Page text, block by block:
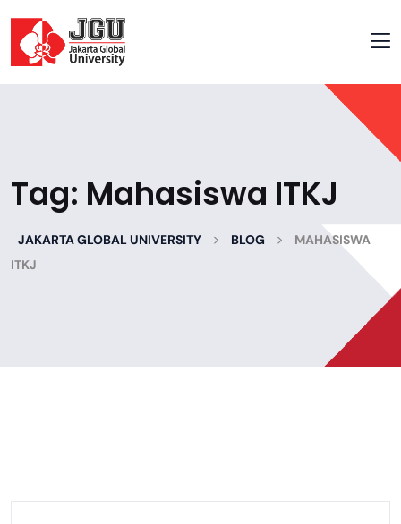
Tag: Mahasiswa ITKJ
JAKARTA GLOBAL UNIVERSITY > BLOG >
MAHASISWA
ITKJ